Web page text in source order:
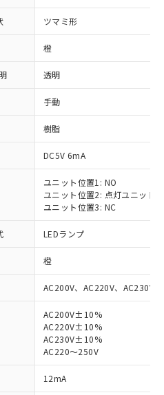
ツマミ形
橙
透明
手動
樹脂
DC5V 6mA
ユニット位置1: NO
ユニット位置2: 点灯ユニット
ユニット位置3: NC
LEDランプ
橙
AC200V、AC220V、AC230V
AC200V±10%
AC220V±10%
AC230V±10%
AC220～250V
12mA